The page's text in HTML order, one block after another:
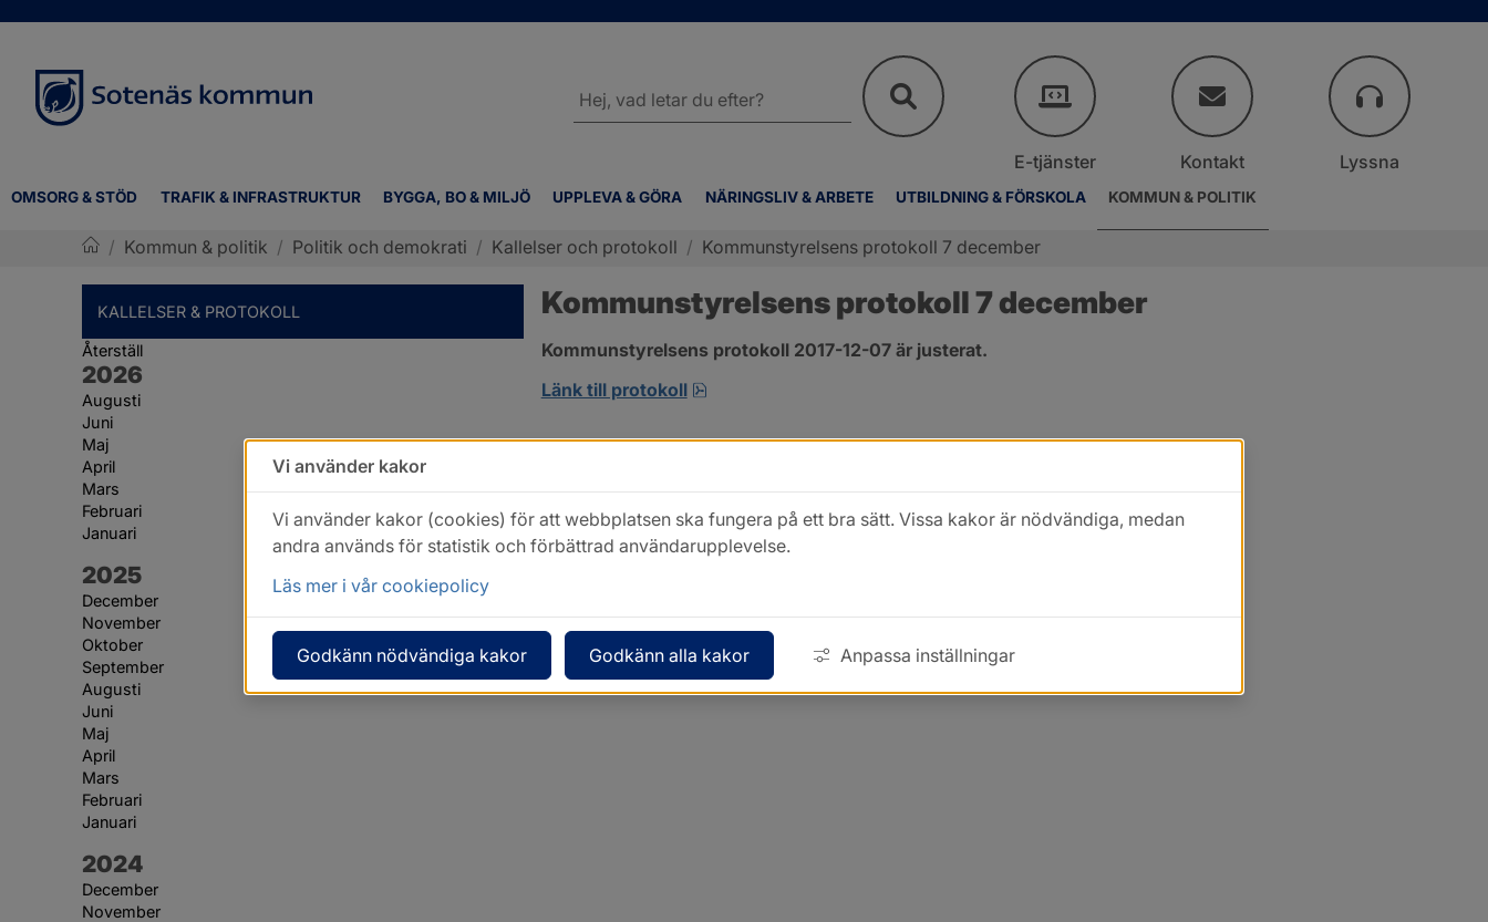
OMSORG & STÖD TRAFIK & INFRASTRUKTUR BYGGA, BO & MILJÖ UPPLEVA & GÖRA NÄRINGSLIV & ARBETE UTBILDNING & FÖRSKOLA KOMMUN & POLITIK
webbplatsen
E-tjänster Kontakt Lyssna
/ Kommun & politik / Politik och demokrati / Kallelser och protokoll / Kommunstyrelsens protokoll 7 december
KALLELSER & PROTOKOLL
Återställ
År:
2026
Augusti
Juni
Maj
April
Mars
Februari
Januari
År:
2025
December
November
Oktober
September
Augusti
Juni
Maj
April
Mars
Februari
Januari
År:
2024
December
November
Kommunstyrelsens protokoll 7 december
Kommunstyrelsens protokoll 2017-12-07 är justerat.
Länk till protokoll
pdf, 123.1 kB, öppnas i nytt fönster.
Vi använder kakor
Vi använder kakor (cookies) för att webbplatsen ska fungera på ett bra sätt. Vissa kakor är nödvändiga, medan
andra används för statistik och förbättrad användarupplevelse.
Läs mer i vår cookiepolicy
Godkänn nödvändiga kakor Godkänn alla kakor Anpassa inställningar